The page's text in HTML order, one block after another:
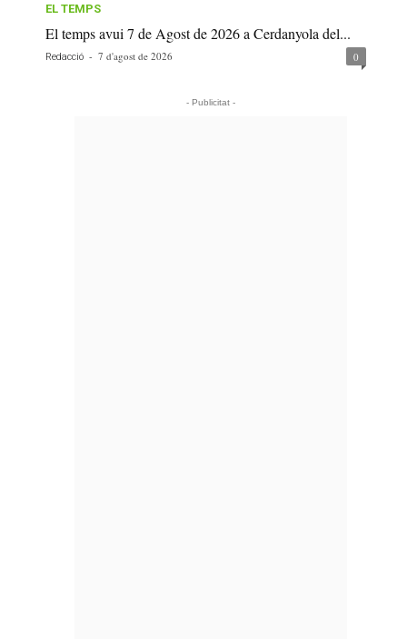
EL TEMPS
El temps avui 7 de Agost de 2026 a Cerdanyola del...
Redacció - 7 d'agost de 2026 0
- Publicitat -